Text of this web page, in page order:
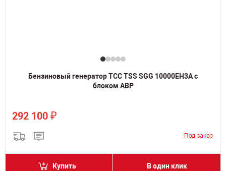
Бензиновый генератор ТСС TSS SGG 10000EH3A с
блоком АВР
292 100 ₽
Купить В один клик